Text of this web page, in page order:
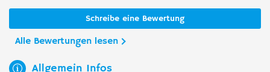
Schreibe eine Bewertung
Alle Bewertungen lesen
Allgemein Infos